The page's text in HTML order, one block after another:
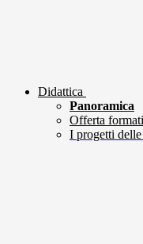
Didattica
Panoramica
Offerta
I progetti delle